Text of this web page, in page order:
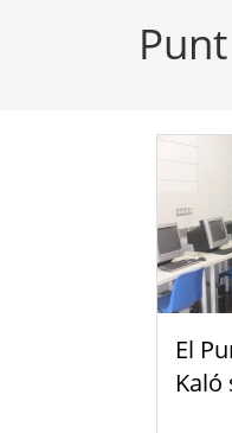
El
Kaló